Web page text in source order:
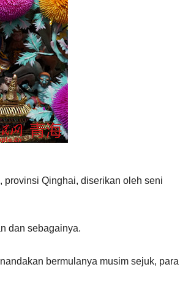
ภาษาไทย
provinsi Qinghai, diserikan oleh seni
dan sebagainya.
bermulanya musim sejuk, para